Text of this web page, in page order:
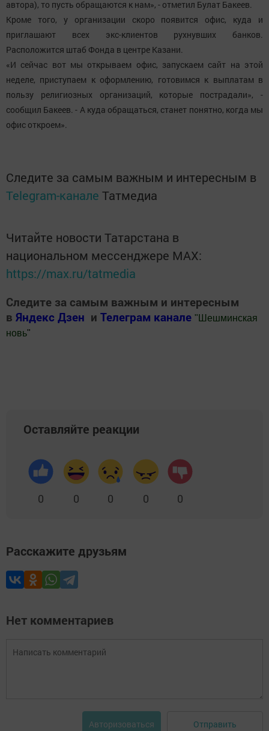
автора), то пусть обращаются к нам», - отметил Булат Бакеев.
Кроме того, у организации скоро появится офис, куда и
приглашают всех экс-клиентов рухнувших банков.
Расположится штаб Фонда в центре Казани.
«И сейчас вот мы открываем офис, запускаем сайт на этой
неделе, приступаем к оформлению, готовимся к выплатам в
пользу религиозных организаций, которые пострадали», -
сообщил Бакеев. - А куда обращаться, станет понятно, когда мы
офис откроем».
Следите за самым важным и интересным в
Telegram-канале Татмедиа
Читайте новости Татарстана в
национальном мессенджере MАХ:
https://max.ru/tatmedia
Следите за самым важным и интересным
в Яндекс Дзен и Телеграм канале " Шешминская
новь"
Оставляйте реакции
0 0 0 0 0
Расскажите друзьям
Нет комментариев
Авторизоваться Отправить